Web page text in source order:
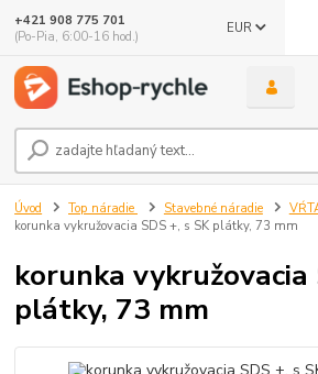
EUR
+421 908 775 701
(Po-Pia, 6:00-16 hod.)
Úvod Top náradie Stavebné náradie
korunka vykružovacia SDS +, s SK plátky, 73 mm
korunka vykružovacia
plátky, 73 mm